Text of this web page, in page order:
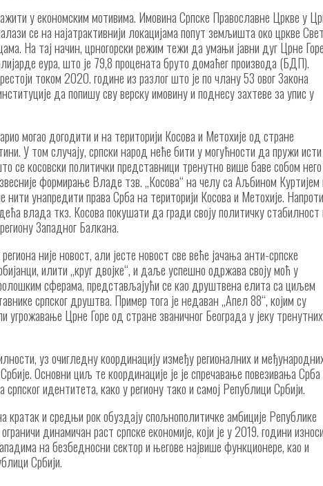
у економским мотивима. Имовина Српске Православне Цркве у
се на најатрактивнији локацијама попут земљишта око цркве
На тај начин, црногорски режим тежи да умањи јавни дуг Црне Горе
еура, што је 79,8 процената бруто домаћег производа (БДП).
током 2020. године из разлог што је по члану 53 овог Закона
да попишу сву верску имовину и поднесу захтеве за упис у
могао догодити и на територији Косова и Метохије од стране
У том случају, српски народ неће бити у могућности да пружи исти
се косовски политички представници тренутно више баве собом него
формирање Владе тзв. „Косова“ на челу са Аљбином Куртијем
унапредити права Срба на територији Косова и Метохије.
влада ткз. Косова покушати да гради своју политичку стабилност
Западног Балкана.
није новост, али јесте новост све веће јачања анти-српске
илити „круг двојке“, и даље успешно одржава своју моћ у
сферама, представљајући се као друштвена елита са циљем
српског друштва. Пример тога је недаван „Апел 88“, којим су
Црне Горе од стране званичног Београда у јеку тренутних
уз очигледну координацију између регионалних и
Основни циљ те координације је је спречавање повезивања
идентитета, како у региону тако и самој Републици Србији.
и средњи рок обуздају спољнополитичке амбиције Републике
динамичан раст српске економије, који је у 2019. години
на безбедносни сектор и његове највише функционере, као и
Србији.